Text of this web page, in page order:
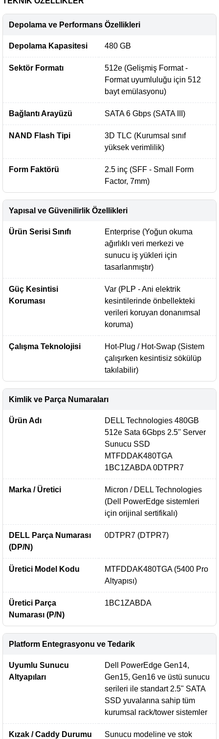
Depolama ve Performans Özellikleri
Depolama Kapasitesi 480 GB
Sektör Formatı
512e (Gelişmiş Format -
Format uyumluluğu için 512
bayt emülasyonu)
Bağlantı Arayüzü SATA 6 Gbps (SATA III)
NAND Flash Tipi
3D TLC (Kurumsal sınıf
yüksek verimlilik)
Form Faktörü
2.5 inç (SFF - Small Form
Factor, 7mm)
Yapısal ve Güvenilirlik Özellikleri
Ürün Serisi Sınıfı
Enterprise (Yoğun okuma
ağırlıklı veri merkezi ve
sunucu iş yükleri için
tasarlanmıştır)
Güç Kesintisi
Koruması
Var (PLP - Ani elektrik
kesintilerinde önbellekteki
verileri koruyan donanımsal
koruma)
Çalışma Teknolojisi
Hot-Plug / Hot-Swap (Sistem
çalışırken kesintisiz sökülüp
takılabilir)
Kimlik ve Parça Numaraları
Ürün Adı
DELL Technologies 480GB
512e Sata 6Gbps 2.5'' Server
Sunucu SSD
MTFDDAK480TGA
1BC1ZABDA 0DTPR7
Marka / Üretici
Micron / DELL Technologies
(Dell PowerEdge sistemleri
için orijinal sertifikalı)
DELL Parça Numarası
(DP/N)
0DTPR7 (DTPR7)
Üretici Model Kodu
MTFDDAK480TGA (5400 Pro
Altyapısı)
Üretici Parça
Numarası (P/N)
1BC1ZABDA
Platform Entegrasyonu ve Tedarik
Uyumlu Sunucu
Altyapıları
Dell PowerEdge Gen14,
Gen15, Gen16 ve üstü sunucu
serileri ile standart 2.5" SATA
SSD yuvalarına sahip tüm
kurumsal rack/tower sistemler
Kızak / Caddy Durumu
Sunucu modeline ve stok